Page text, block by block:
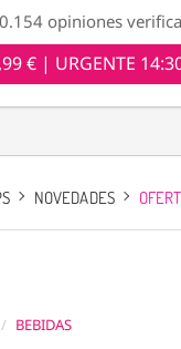
opiniones
€ | URGENTE
NOVEDADES
/ BEBIDAS